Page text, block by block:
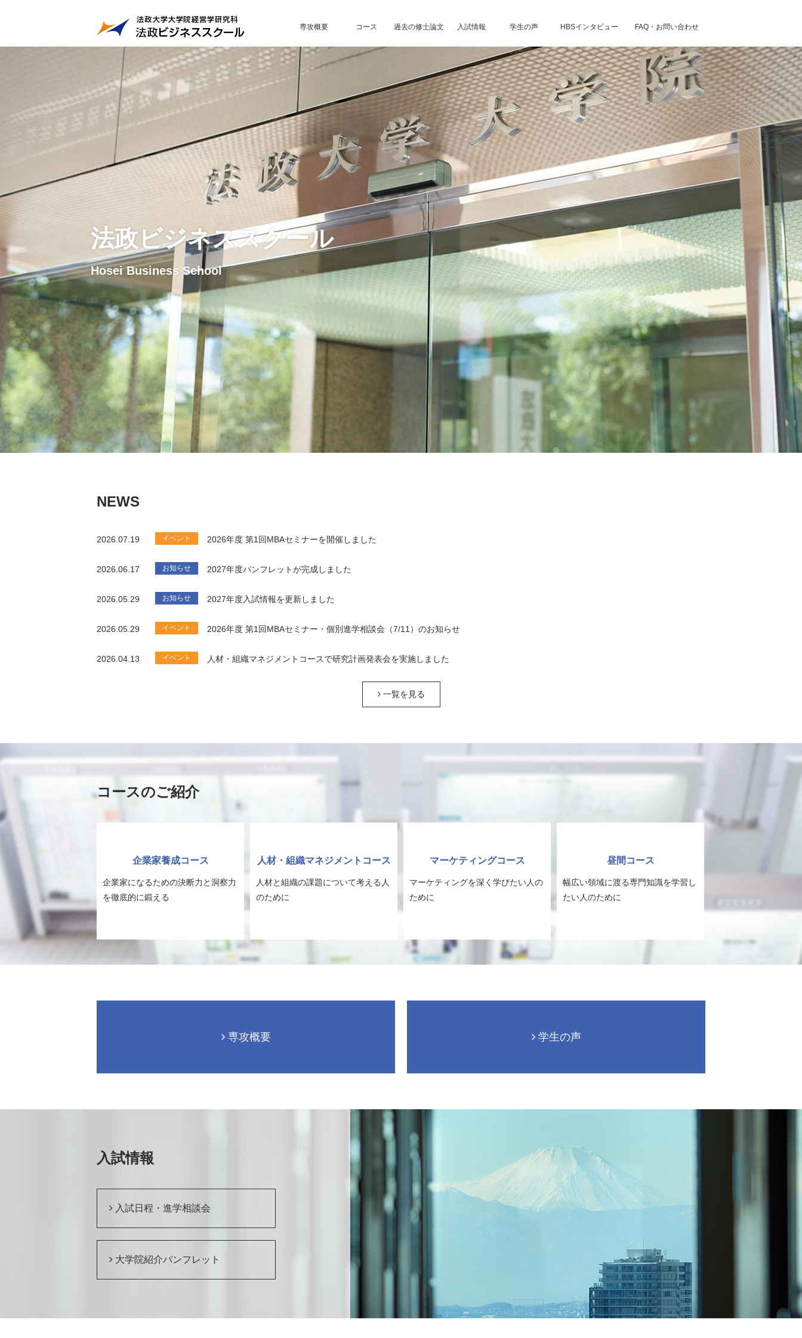
専攻概要 コース 過去の修士論文 入試情報 学生の声 HBSインタビュー FAQ・お問い合わせ
法政ビジネススクール
Hosei Business School
NEWS
2026.07.19 イベント 2026年度 第1回MBAセミナーを開催しました
2026.06.17 お知らせ 2027年度パンフレットが完成しました
2026.05.29 お知らせ 2027年度入試情報を更新しました
2026.05.29 イベント 2026年度 第1回MBAセミナー・個別進学相談会（7/11）のお知らせ
2026.04.13 イベント 人材・組織マネジメントコースで研究計画発表会を実施しました
一覧を見る
コースのご紹介
企業家養成コース
企業家になるための決断力と洞察力
を徹底的に鍛える
人材・組織マネジメントコース
人材と組織の課題について考える人
のために
マーケティングコース
マーケティングを深く学びたい人の
ために
昼間コース
幅広い領域に渡る専門知識を学習し
たい人のために
専攻概要 学生の声
入試情報
入試日程・進学相談会
大学院紹介パンフレット